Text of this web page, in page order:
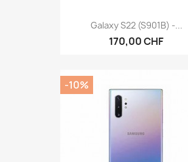
Galaxy S22 (S901B) -...
170,00 CHF
-10%